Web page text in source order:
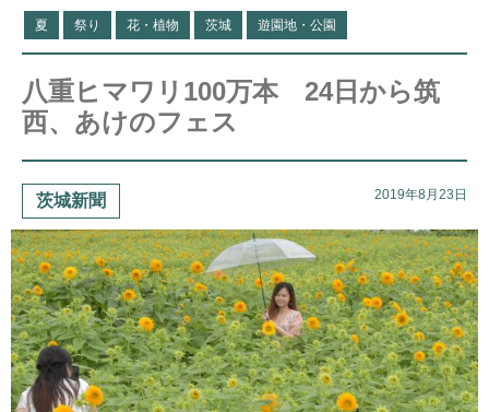
夏 祭り 花・植物 茨城 遊園地・公園
八重ヒマワリ100万本 24日から筑
西、あけのフェス
茨城新聞 2019年8月23日